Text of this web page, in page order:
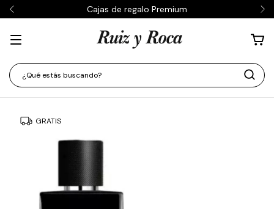
Cajas de regalo Premium
GRATIS